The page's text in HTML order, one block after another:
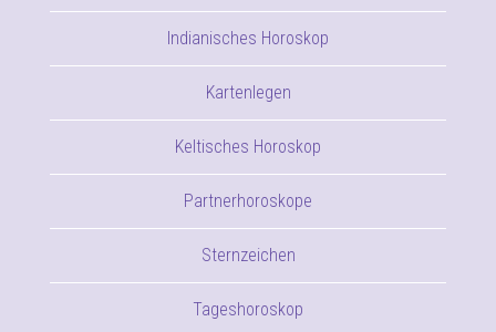
Indianisches Horoskop
Kartenlegen
Keltisches Horoskop
Partnerhoroskope
Sternzeichen
Tageshoroskop